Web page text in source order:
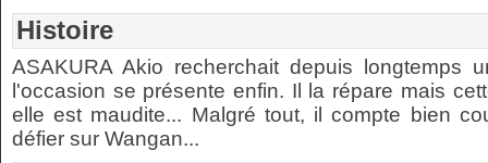
Histoire
ASAKURA Akio recherchait depuis longtemps
l'occasion se présente enfin. Il la répare mais
elle est maudite... Malgré tout, il compte bien
défier sur Wangan...